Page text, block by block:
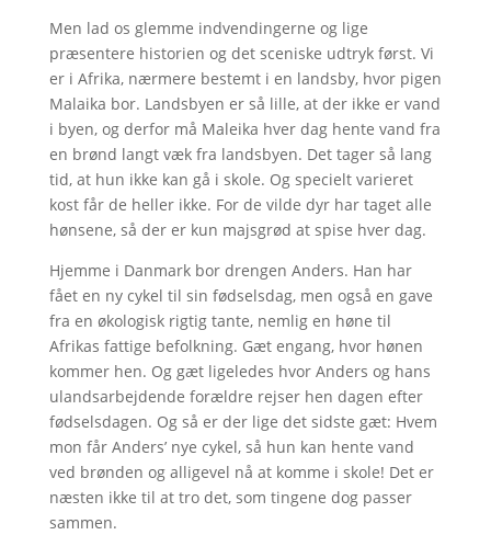
Men lad os glemme indvendingerne og lige
præsentere historien og det sceniske udtryk først. Vi
er i Afrika, nærmere bestemt i en landsby, hvor pigen
Malaika bor. Landsbyen er så lille, at der ikke er vand
i byen, og derfor må Maleika hver dag hente vand fra
en brønd langt væk fra landsbyen. Det tager så lang
tid, at hun ikke kan gå i skole. Og specielt varieret
kost får de heller ikke. For de vilde dyr har taget alle
hønsene, så der er kun majsgrød at spise hver dag.
Hjemme i Danmark bor drengen Anders. Han har
fået en ny cykel til sin fødselsdag, men også en gave
fra en økologisk rigtig tante, nemlig en høne til
Afrikas fattige befolkning. Gæt engang, hvor hønen
kommer hen. Og gæt ligeledes hvor Anders og hans
ulandsarbejdende forældre rejser hen dagen efter
fødselsdagen. Og så er der lige det sidste gæt: Hvem
mon får Anders’ nye cykel, så hun kan hente vand
ved brønden og alligevel nå at komme i skole! Det er
næsten ikke til at tro det, som tingene dog passer
sammen.